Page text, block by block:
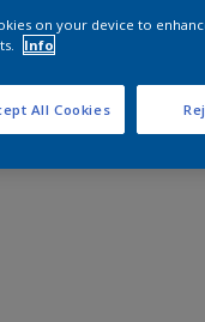
on your device to
Info
All Cookies